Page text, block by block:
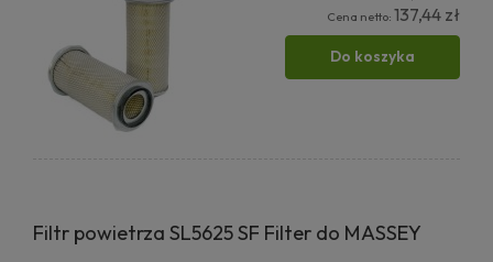
Cena netto: 137,44 zł
Do koszyka
Filtr powietrza SL5625 SF Filter do MASSEY